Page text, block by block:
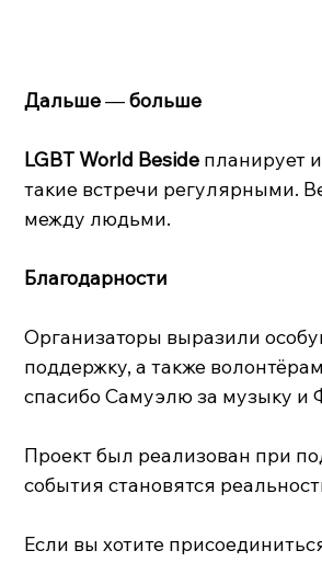
Дальше — больше
LGBT World Beside планирует
такие встречи регулярными.
между людьми.
Благодарности
Организаторы выразили
поддержку, а также
спасибо Самуэлю за музыку
Проект был реализован при
события становятся
Если вы хотите